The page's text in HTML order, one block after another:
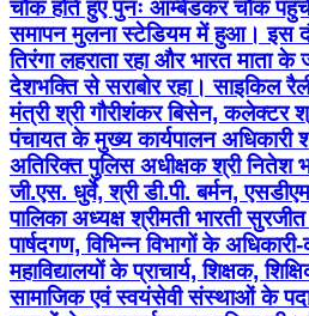
चौक होते हुए पुनः आम्बेडकर चौक
समापन मुलना स्टेडियम में हुआ। इस
तिरंगा लहराता रहा और भारत माता के
देशभक्ति से सराबोर रहा। साइकिल रैली
मंत्री श्री गौरीशंकर बिसेन, कलेक्टर
पंचायत के मुख्य कार्यपालन अधिकारी
अतिरिक्त पुलिस अधीक्षक श्री नितेश
जी.एस. धुर्वे, श्री डी.पी. बर्मन,
पालिका अध्यक्ष श्रीमती भारती
पार्षदगण, विभिन्न विभागों के अधिकारी-
महाविद्यालयों के प्राचार्य, शिक्षक,
सामाजिक एवं स्वयंसेवी संस्थाओं के